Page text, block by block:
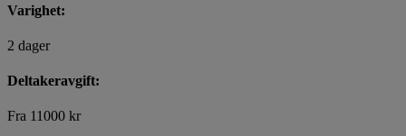
Varighet:
2 dager
Deltakeravgift:
Fra 11000 kr